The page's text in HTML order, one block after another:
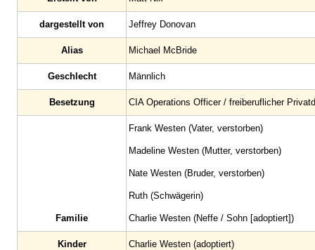
dargestellt von Jeffrey Donovan
Alias Michael McBride
Geschlecht Männlich
Besetzung CIA Operations Officer / freiberuflicher
Familie
Frank Westen (Vater, verstorben)
Madeline Westen (Mutter, verstorben)
Nate Westen (Bruder, verstorben)
Ruth (Schwägerin)
Charlie Westen (Neffe / Sohn [adoptiert])
Kinder Charlie Westen (adoptiert)